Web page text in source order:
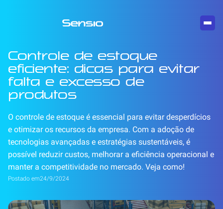
Controle de estoque
eficiente: dicas para evitar
falta e excesso de
produtos
O controle de estoque é essencial para evitar desperdícios
e otimizar os recursos da empresa. Com a adoção de
tecnologias avançadas e estratégias sustentáveis, é
possível reduzir custos, melhorar a eficiência operacional e
manter a competitividade no mercado. Veja como!
Postado em24/9/2024